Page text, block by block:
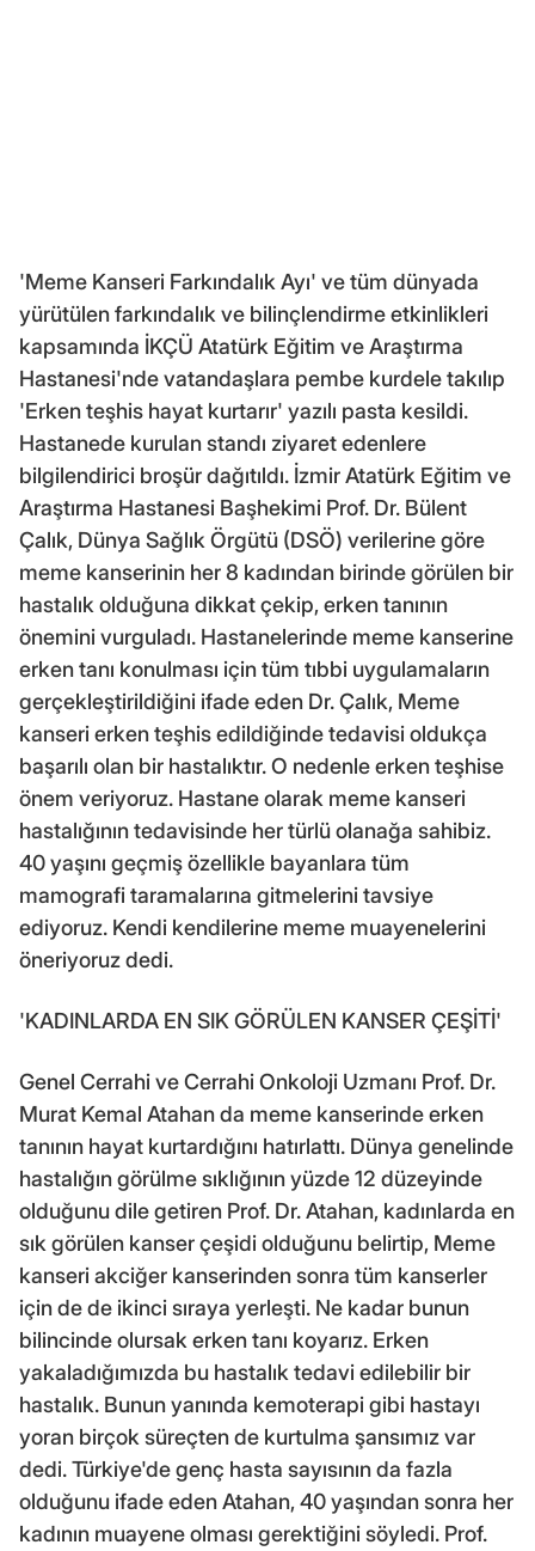
'Meme Kanseri Farkındalık Ayı' ve tüm dünyada
yürütülen farkındalık ve bilinçlendirme etkinlikleri
kapsamında İKÇÜ Atatürk Eğitim ve Araştırma
Hastanesi'nde vatandaşlara pembe kurdele takılıp
'Erken teşhis hayat kurtarır' yazılı pasta kesildi.
Hastanede kurulan standı ziyaret edenlere
bilgilendirici broşür dağıtıldı. İzmir Atatürk Eğitim ve
Araştırma Hastanesi Başhekimi Prof. Dr. Bülent
Çalık, Dünya Sağlık Örgütü (DSÖ) verilerine göre
meme kanserinin her 8 kadından birinde görülen bir
hastalık olduğuna dikkat çekip, erken tanının
önemini vurguladı. Hastanelerinde meme kanserine
erken tanı konulması için tüm tıbbi uygulamaların
gerçekleştirildiğini ifade eden Dr. Çalık, Meme
kanseri erken teşhis edildiğinde tedavisi oldukça
başarılı olan bir hastalıktır. O nedenle erken teşhise
önem veriyoruz. Hastane olarak meme kanseri
hastalığının tedavisinde her türlü olanağa sahibiz.
40 yaşını geçmiş özellikle bayanlara tüm
mamografi taramalarına gitmelerini tavsiye
ediyoruz. Kendi kendilerine meme muayenelerini
öneriyoruz dedi.
'KADINLARDA EN SIK GÖRÜLEN KANSER ÇEŞİTİ'
Genel Cerrahi ve Cerrahi Onkoloji Uzmanı Prof. Dr.
Murat Kemal Atahan da meme kanserinde erken
tanının hayat kurtardığını hatırlattı. Dünya genelinde
hastalığın görülme sıklığının yüzde 12 düzeyinde
olduğunu dile getiren Prof. Dr. Atahan, kadınlarda en
sık görülen kanser çeşidi olduğunu belirtip, Meme
kanseri akciğer kanserinden sonra tüm kanserler
için de de ikinci sıraya yerleşti. Ne kadar bunun
bilincinde olursak erken tanı koyarız. Erken
yakaladığımızda bu hastalık tedavi edilebilir bir
hastalık. Bunun yanında kemoterapi gibi hastayı
yoran birçok süreçten de kurtulma şansımız var
dedi. Türkiye'de genç hasta sayısının da fazla
olduğunu ifade eden Atahan, 40 yaşından sonra her
kadının muayene olması gerektiğini söyledi. Prof.